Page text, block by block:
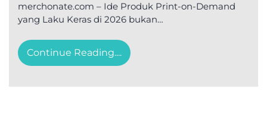
merchonate.com – Ide Produk Print-on-Demand
yang Laku Keras di 2026 bukan…
Continue Reading....